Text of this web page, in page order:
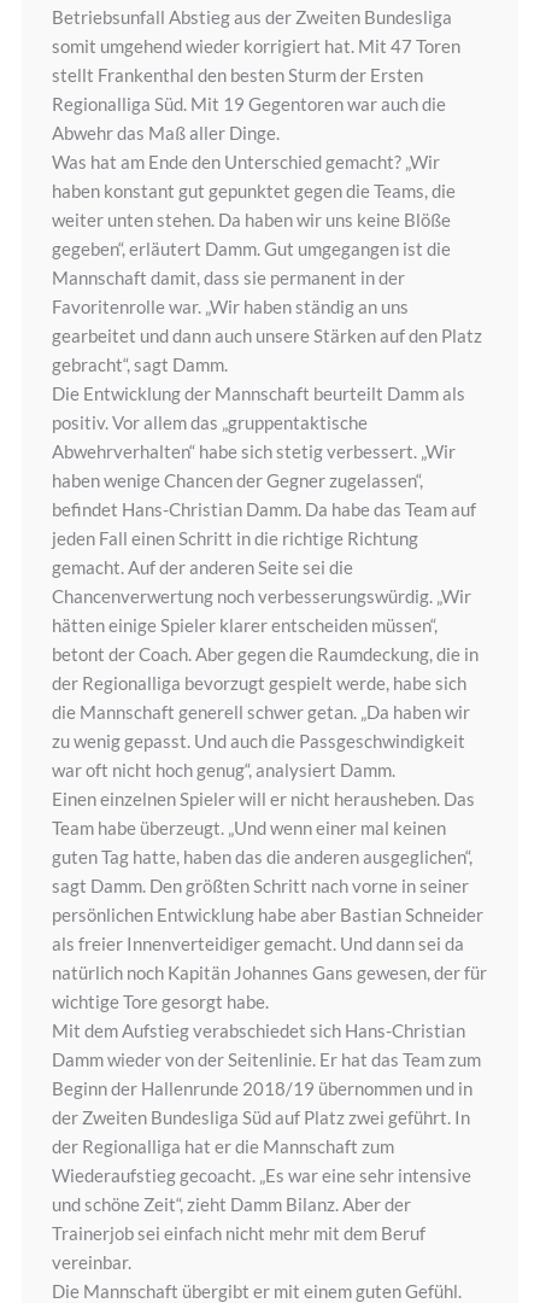
Betriebsunfall Abstieg aus der Zweiten Bundesliga
somit umgehend wieder korrigiert hat. Mit 47 Toren
stellt Frankenthal den besten Sturm der Ersten
Regionalliga Süd. Mit 19 Gegentoren war auch die
Abwehr das Maß aller Dinge.
Was hat am Ende den Unterschied gemacht? „Wir
haben konstant gut gepunktet gegen die Teams, die
weiter unten stehen. Da haben wir uns keine Blöße
gegeben“, erläutert Damm. Gut umgegangen ist die
Mannschaft damit, dass sie permanent in der
Favoritenrolle war. „Wir haben ständig an uns
gearbeitet und dann auch unsere Stärken auf den Platz
gebracht“, sagt Damm.
Die Entwicklung der Mannschaft beurteilt Damm als
positiv. Vor allem das „gruppentaktische
Abwehrverhalten“ habe sich stetig verbessert. „Wir
haben wenige Chancen der Gegner zugelassen“,
befindet Hans-Christian Damm. Da habe das Team auf
jeden Fall einen Schritt in die richtige Richtung
gemacht. Auf der anderen Seite sei die
Chancenverwertung noch verbesserungswürdig. „Wir
hätten einige Spieler klarer entscheiden müssen“,
betont der Coach. Aber gegen die Raumdeckung, die in
der Regionalliga bevorzugt gespielt werde, habe sich
die Mannschaft generell schwer getan. „Da haben wir
zu wenig gepasst. Und auch die Passgeschwindigkeit
war oft nicht hoch genug“, analysiert Damm.
Einen einzelnen Spieler will er nicht herausheben. Das
Team habe überzeugt. „Und wenn einer mal keinen
guten Tag hatte, haben das die anderen ausgeglichen“,
sagt Damm. Den größten Schritt nach vorne in seiner
persönlichen Entwicklung habe aber Bastian Schneider
als freier Innenverteidiger gemacht. Und dann sei da
natürlich noch Kapitän Johannes Gans gewesen, der für
wichtige Tore gesorgt habe.
Mit dem Aufstieg verabschiedet sich Hans-Christian
Damm wieder von der Seitenlinie. Er hat das Team zum
Beginn der Hallenrunde 2018/19 übernommen und in
der Zweiten Bundesliga Süd auf Platz zwei geführt. In
der Regionalliga hat er die Mannschaft zum
Wiederaufstieg gecoacht. „Es war eine sehr intensive
und schöne Zeit“, zieht Damm Bilanz. Aber der
Trainerjob sei einfach nicht mehr mit dem Beruf
vereinbar.
Die Mannschaft übergibt er mit einem guten Gefühl.